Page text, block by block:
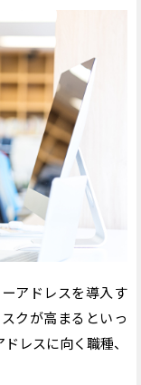
アドレスを導入す
クが高まるといっ
レスに向く職種、